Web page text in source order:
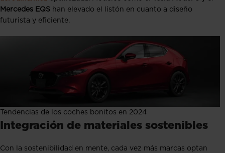
Mercedes EQS han elevado el listón en cuanto a diseño
futurista y eficiente.
Tendencias de los coches bonitos en 2024
Integración de materiales sostenibles
Con la sostenibilidad en mente, cada vez más marcas optan